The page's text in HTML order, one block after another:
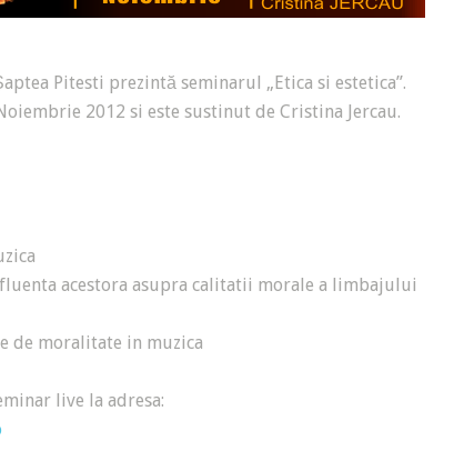
Pitesti prezintă seminarul „Etica si estetica”.
2012 si este sustinut de Cristina Jercau.
acestora asupra calitatii morale a limbajului
de moralitate in muzica
live la adresa: